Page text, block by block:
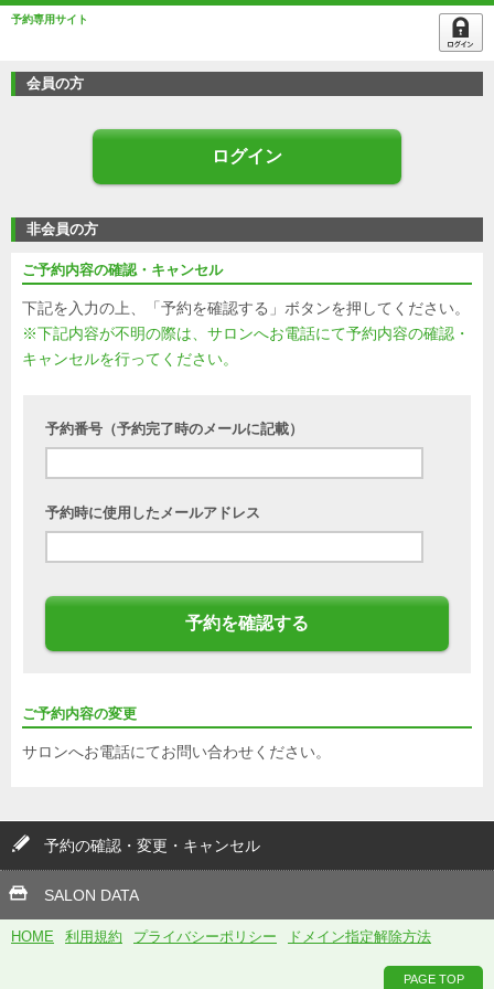
予約専用サイト
会員の方
ログイン
非会員の方
ご予約内容の確認・キャンセル
下記を入力の上、「予約を確認する」ボタンを押してください。
※下記内容が不明の際は、サロンへお電話にて予約内容の確認・
キャンセルを行ってください。
予約番号（予約完了時のメールに記載）
予約時に使用したメールアドレス
予約を確認する
ご予約内容の変更
サロンへお電話にてお問い合わせください。
予約の確認・変更・キャンセル
SALON DATA
HOME 利用規約 プライバシーポリシー ドメイン指定解除方法
PAGE TOP